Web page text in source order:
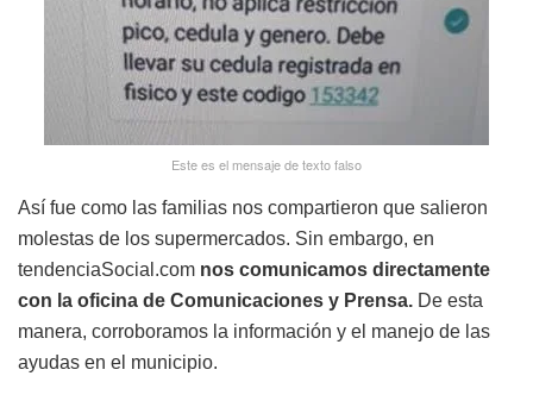
Este es el mensaje de texto falso
Así fue como las familias nos compartieron que salieron
molestas de los supermercados. Sin embargo, en
tendenciaSocial.com nos comunicamos directamente
con la oficina de Comunicaciones y Prensa. De esta
manera, corroboramos la información y el manejo de las
ayudas en el municipio.